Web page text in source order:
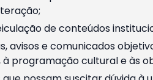
de conteúdos
avisos e comunicados
programação cultural e às